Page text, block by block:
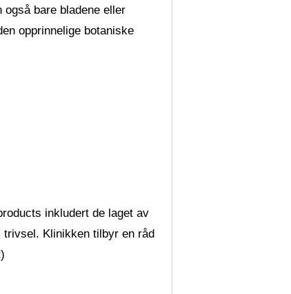
bare bladene eller
opprinnelige botaniske
inkludert de laget av
trivsel. Klinikken tilbyr en råd